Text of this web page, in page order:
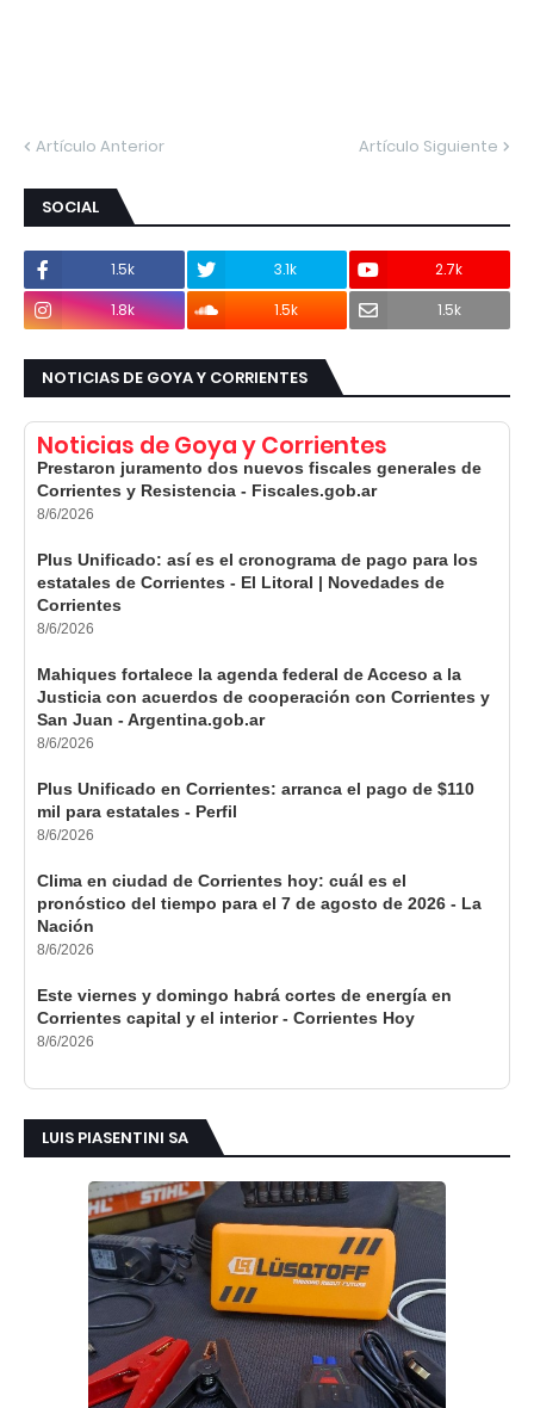
Artículo Anterior Artículo Siguiente
SOCIAL
1.5k 3.1k
2.7k
1.8k
1.5k 1.5k
NOTICIAS DE GOYA Y CORRIENTES
Noticias de Goya y Corrientes
Prestaron juramento dos nuevos fiscales generales de
Corrientes y Resistencia - Fiscales.gob.ar
8/6/2026
Plus Unificado: así es el cronograma de pago para los
estatales de Corrientes - El Litoral | Novedades de
Corrientes
8/6/2026
Mahiques fortalece la agenda federal de Acceso a la
Justicia con acuerdos de cooperación con Corrientes y
San Juan - Argentina.gob.ar
8/6/2026
Plus Unificado en Corrientes: arranca el pago de $110
mil para estatales - Perfil
8/6/2026
Clima en ciudad de Corrientes hoy: cuál es el
pronóstico del tiempo para el 7 de agosto de 2026 - La
Nación
8/6/2026
Este viernes y domingo habrá cortes de energía en
Corrientes capital y el interior - Corrientes Hoy
8/6/2026
LUIS PIASENTINI SA